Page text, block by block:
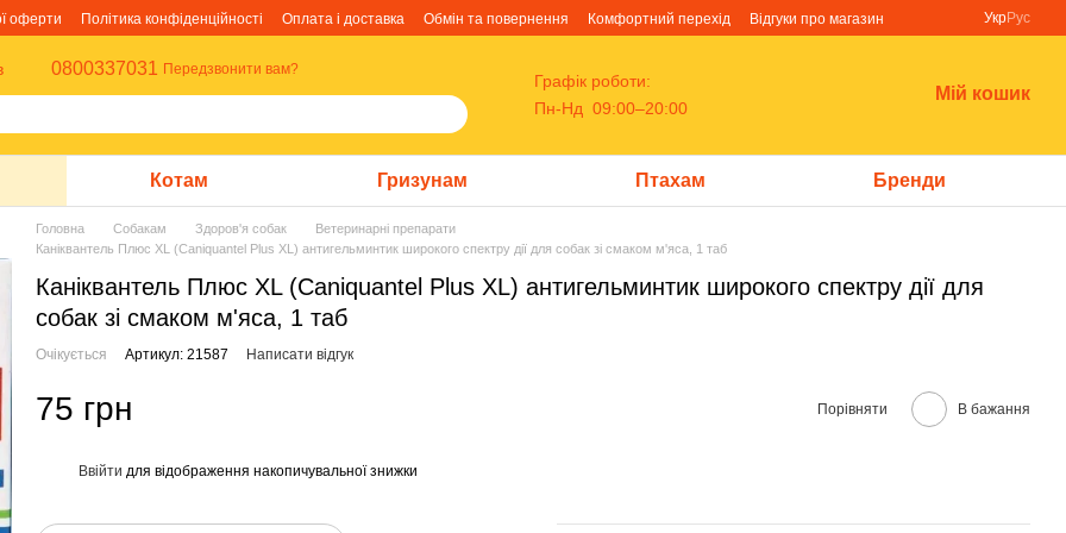
оферти Політика конфіденційності Оплата і доставка Обмін та повернення Комфортний перехід
Відгуки про магазин
УкрРус
0800337031 Передзвонити вам?
Графік роботи:
Пн-Нд 09:00–20:00
Мій кошик
Котам Гризунам Птахам Бренди
Головна Собакам Здоров'я собак
Ветеринарні препарати
Каніквантель Плюс XL (Caniquantel Plus XL) антигельминтик широкого спектру дії для собак зі смаком м'яса, 1 таб
Каніквантель Плюс XL (Caniquantel Plus XL) антигельминтик широкого спектру дії для
собак зі смаком м'яса, 1 таб
Очікується Артикул: 21587 Написати відгук
75 грн Порівняти В бажання
Ввійти для відображення накопичувальної знижки